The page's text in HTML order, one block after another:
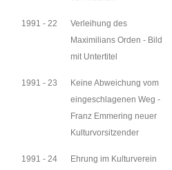
1991 - 22
Verleihung des
Maximilians Orden - Bild
mit Untertitel
1991 - 23
Keine Abweichung vom
eingeschlagenen Weg -
Franz Emmering neuer
Kulturvorsitzender
1991 - 24
Ehrung im Kulturverein